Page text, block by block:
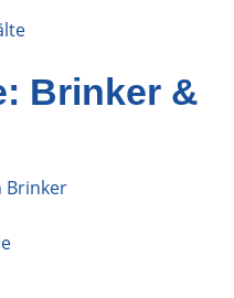
Brinker &
Brinker